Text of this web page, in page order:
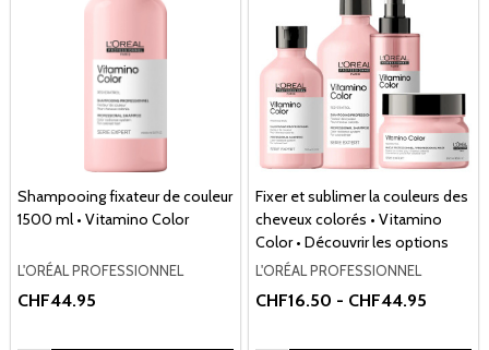
Shampooing fixateur de couleur
1500 ml • Vitamino Color
L'ORÉAL PROFESSIONNEL
CHF44.95
Fixer et sublimer la couleurs des
cheveux colorés • Vitamino
Color • Découvrir les options
L'ORÉAL PROFESSIONNEL
CHF16.50 - CHF44.95